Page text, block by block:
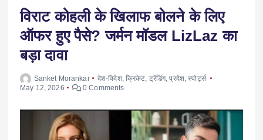
विराट कोहली के खिलाफ बोलने के लिए
ऑफर हुए पैसे? जर्मन मॉडल LizLaz का
बड़ा दावा
Sanket Morankar देश-विदेश, क्रिकेट ट्रेंडिंग,प्रदेश ,स्पोर्ट्स
May 12, 2026
0 Comments